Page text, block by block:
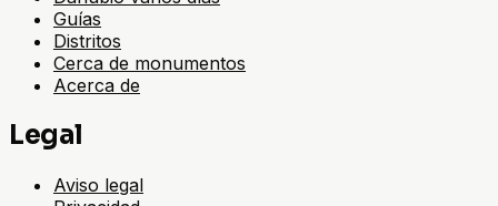
Guías
Distritos
Cerca de monumentos
Acerca de
Legal
Aviso legal